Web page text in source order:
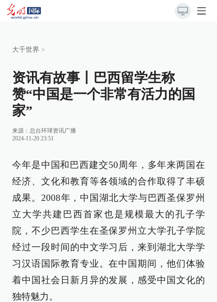
大千世界 >
资讯有故事丨巴西留学生称
赞“中国是一个非常有活力的国
家”
来源： 总台环球资讯广播
2024-11-20 23:51
今年是中国和巴西建交50周年，多年来两国在
经济、文化和教育等各领域的合作取得了丰硕
成果。2008年，中国湖北大学与巴西圣保罗州
立大学共建巴西首家也是规模最大的孔子学
院，不少巴西学生在圣保罗州立大学孔子学院
经过一段时间的中文学习后，来到湖北大学学
习汉语国际教育专业。在中国期间，他们体验
着中国社会日新月异的发展，感受中国文化的
独特魅力。